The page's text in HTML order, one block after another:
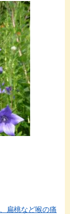
扁桃など喉の痛